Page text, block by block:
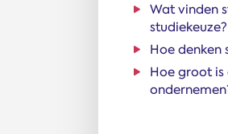
Wat vinden
studiekeuze?
Hoe
Hoe groot is